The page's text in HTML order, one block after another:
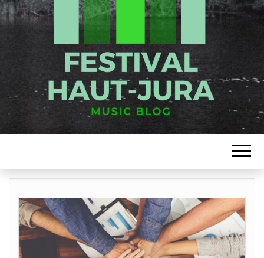
FESTIVAL
HAUT JURA
Music blog